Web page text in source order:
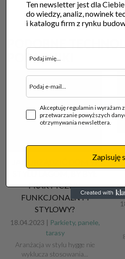
PODOBNE
PORADNIKI
JAK URZĄDZIĆ DOM W
PRAKTYCZNY,
FUNKCJONALNY I
STYLOWY?
18.04.2023 | Parkiety, panele,
tarasy
Aranżacja w stylu hygge nie
wyklucza stosowania...
Ten newsletter jest dla
do wiedzy, analiz, nowinek
i katalogu firm z rynku
Akceptuję regulamin i wyrażam
przetwarzanie powyższych
otrzymywania newslettera.
Zapisuję